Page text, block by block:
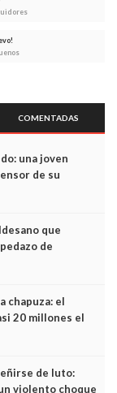
COMENTADAS
una joven
de su
últimos minutos
que
de
chapuza: el
20 millones el
cabían por los
de luto:
violento choque